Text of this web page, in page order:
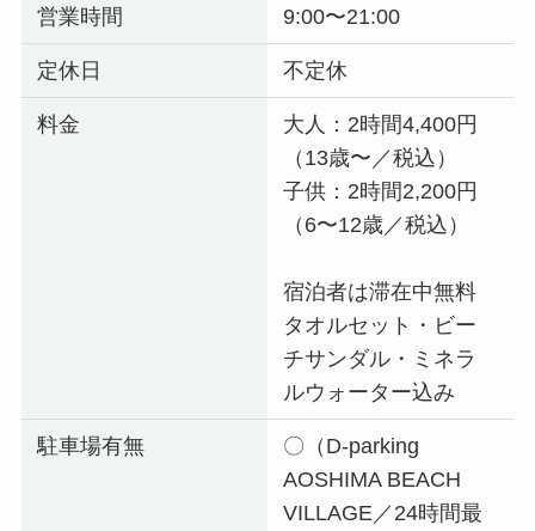
営業時間 9:00〜21:00
定休日 不定休
料金
大人：2時間4,400円
（13歳〜／税込）
子供：2時間2,200円
（6〜12歳／税込）
宿泊者は滞在中無料
タオルセット・ビー
チサンダル・ミネラ
ルウォーター込み
駐車場有無
〇（D-parking
AOSHIMA BEACH
VILLAGE／24時間最